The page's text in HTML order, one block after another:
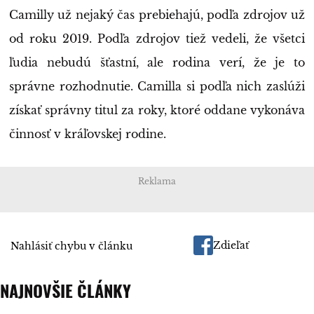
Camilly už nejaký čas prebiehajú, podľa zdrojov už
od roku 2019. Podľa zdrojov tiež vedeli, že všetci
ľudia nebudú šťastní, ale rodina verí, že je to
správne rozhodnutie. Camilla si podľa nich zaslúži
získať správny titul za roky, ktoré oddane vykonáva
činnosť v kráľovskej rodine.
Reklama
Nahlásiť chybu v článku Zdieľať
NAJNOVŠIE ČLÁNKY